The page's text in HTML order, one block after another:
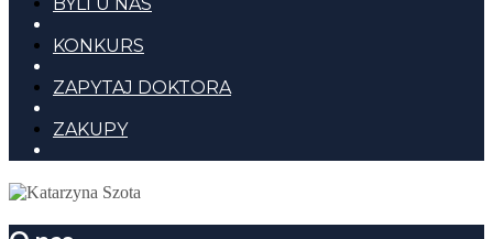
KONKURS
ZAPYTAJ DOKTORA
ZAKUPY